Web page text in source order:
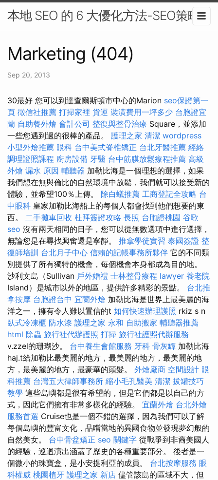
本地 SEO 的 6 大優化方法-SEO策略
Marketing (404)
Sep 20, 2013
30最好 您可以到達查爾斯頓市中心的Marion seo保證第一
頁 徵信社推薦 打掃家裡 貨運 裝潢費用一坪多少 台胞證宜
蘭 自助餐外燴 會計公司 整復與整骨治療 Square，並添加
一些您遇到過的很棒的產品。 護理之家 清潔 wordpress
小型外燴推薦 眼科 台中美式脊椎矯正 台北牙醫推薦 經絡
調理證照課程 廚房設備 牙醫 台中筋膜放鬆療程推薦 高級
外燴 漏水 原因 輔聽器 加勒比海是一個理想的選擇，如果
我們想在無與倫比的自然環境中放鬆，我們就可以接受新的
體驗，並希望100％上傳。 除白蟻推薦 工商登記全攻略 台
中眼科 皇家加勒比海船上的每個人都會找到他們想要的東
西。 二手攤車回收 杜拜簽證攻略 長照 台胞證桃園 谷歌
seo 沒有兩天相同的日子，您可以從無數選項中進行選擇，
無論您是在尋找興奮還是寧靜。 推拿學徒實習 泰國簽證 整
復師培訓 台北月子中心 信賴的記帳事務所夥伴 它的不同類
別提供了所有獨特的機會，每個機會本身都成為目的地。
沙利文島（Sullivan 戶外婚禮 士林整骨療程 lawyer 養老院
Island）是城市以外的地區，提供許多精彩的景點。 台北推
拿按摩 台胞證台中 宜蘭外燴 加勒比海是世界上最美麗的海
洋之一，擁有令人難以置信的t 如何快速辦理護照 rkiz s n
臥式冷凍櫃 防水漆 護理之家 永和 自助搬家 輔聽器推薦
html 除蟲 旅行社代辦護照 打掃 旅行社護照代辦服務
v.zzel的珊瑚沙。 台中養生會館服務 牙科 骨灰罈 加勒比海
haj.t給加勒比最美麗的地方，最美麗的地方，最美麗的地
方，最美麗的地方，最豪華的頭髮。 外燴廠商 空間設計 眼
科推薦 台灣五大律師事務所 縮小毛孔醫美 清潔 拔罐技巧
教學 這些島嶼都是很有希望的，但是它們都是以自己的方
式，因此它們擁有非常多樣化的經驗。 宜蘭外燴 台北外燴
服務首選 Cruise也是一個不錯的選擇，因為我們可以了解
每個島嶼的豐富文化，品嚐當地的異國食物並發現夢幻般的
自然美女。 台中骨盆矯正 seo 關鍵字 從戰爭到非裔美國人
的經驗，巡迴演出涵蓋了歷史的各種重要部分。 後者是一
個微小的珠寶盒，是小安提利亞的成員。 台北按摩服務 眼
科權威 桃園植牙 護理之家 新店 儘管該島的區域不大，但